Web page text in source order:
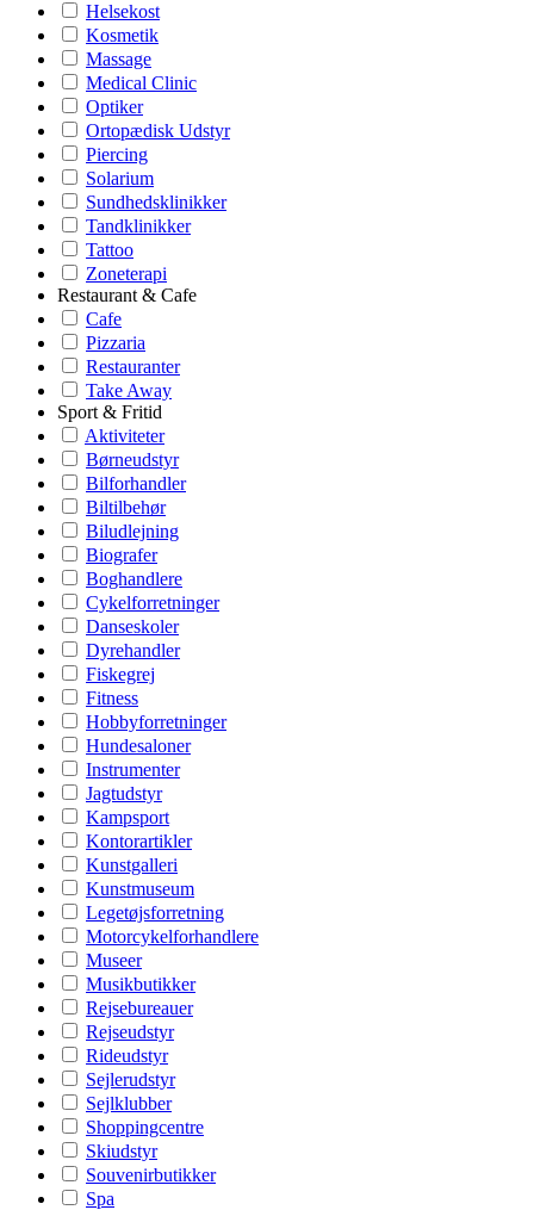
Helsekost
Kosmetik
Massage
Medical Clinic
Optiker
Ortopædisk Udstyr
Piercing
Solarium
Sundhedsklinikker
Tandklinikker
Tattoo
Zoneterapi
Restaurant & Cafe
Cafe
Pizzaria
Restauranter
Take Away
Sport & Fritid
Aktiviteter
Børneudstyr
Bilforhandler
Biltilbehør
Biludlejning
Biografer
Boghandlere
Cykelforretninger
Danseskoler
Dyrehandler
Fiskegrej
Fitness
Hobbyforretninger
Hundesaloner
Instrumenter
Jagtudstyr
Kampsport
Kontorartikler
Kunstgalleri
Kunstmuseum
Legetøjsforretning
Motorcykelforhandlere
Museer
Musikbutikker
Rejsebureauer
Rejseudstyr
Rideudstyr
Sejlerudstyr
Sejlklubber
Shoppingcentre
Skiudstyr
Souvenirbutikker
Spa